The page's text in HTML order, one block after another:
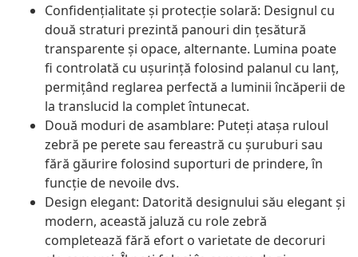
Confidențialitate și protecție solară: Designul cu
două straturi prezintă panouri din țesătură
transparente și opace, alternante. Lumina poate
fi controlată cu ușurință folosind palanul cu lanț,
permițând reglarea perfectă a luminii încăperii de
la translucid la complet întunecat.
Două moduri de asamblare: Puteți atașa ruloul
zebră pe perete sau fereastră cu șuruburi sau
fără găurire folosind suporturi de prindere, în
funcție de nevoile dvs.
Design elegant: Datorită designului său elegant și
modern, această jaluză cu role zebră
completează fără efort o varietate de decoruri